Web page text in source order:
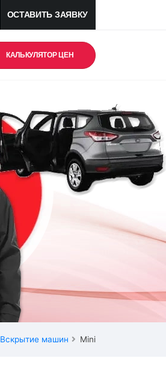
ОСТАВИТЬ ЗАЯВКУ
КАЛЬКУЛЯТОР ЦЕН
Вскрытие машин Mini